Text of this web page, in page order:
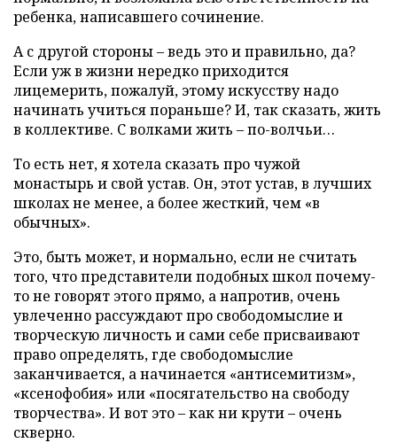
ребенка, написавшего сочинение.
А с другой стороны – ведь это и правильно, да?
Если уж в жизни нередко приходится
лицемерить, пожалуй, этому искусству надо
начинать учиться пораньше? И, так сказать, жить
в коллективе. С волками жить – по-волчьи…
То есть нет, я хотела сказать про чужой
монастырь и свой устав. Он, этот устав, в лучших
школах не менее, а более жесткий, чем «в
обычных».
Это, быть может, и нормально, если не считать
того, что представители подобных школ почему-
то не говорят этого прямо, а напротив, очень
увлеченно рассуждают про свободомыслие и
творческую личность и сами себе присваивают
право определять, где свободомыслие
заканчивается, а начинается «антисемитизм»,
«ксенофобия» или «посягательство на свободу
творчества». И вот это – как ни крути – очень
скверно.